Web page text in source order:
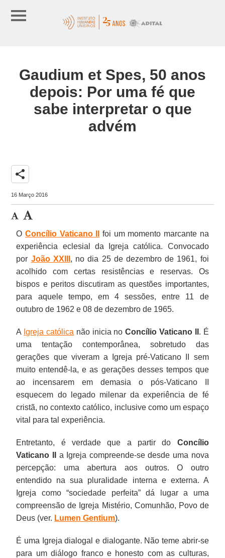
Gaudium et Spes, 50 anos
depois: Por uma fé que
sabe interpretar o que
advém
share
16 Março 2016
OConcílio Vaticano II
foi um momento marcante na
experiência eclesial da Igreja católica. Convocado
por João XXIII , no dia 25 de dezembro de 1961, foi
acolhido com certas resistências e reservas. Os
bispos e peritos discutiram as questões importantes,
para aquele tempo, em 4 sessões, entre 11 de
outubro de 1962 e 08 de dezembro de 1965.
A Igreja católica não inicia noConcílio Vaticano II . É
uma tentação contemporânea, sobretudo das
gerações que viveram a Igreja pré-Vaticano II sem
muito entendê-la, e as gerações desses tempos que
ao incensarem em demasia o pós-Vaticano II
esquecem do legado milenar da experiência de fé
cristã, no contexto católico, inclusive como um espaço
vital para tal experiência.
Entretanto, é verdade que a partir do Concílio
Vaticano II a Igreja compreende-se desde uma nova
percepção: uma abertura aos outros. O outro
entendido na sua pluralidade interna e externa. A
Igreja como “sociedade perfeita” dá lugar a uma
compreensão de Igreja Mistério, Comunhão, Povo de
Deus (ver. Lumen Gentium).
É uma Igreja dialogal e dialogante. Não teme abrir-se
para um diálogo franco e honesto com as culturas,